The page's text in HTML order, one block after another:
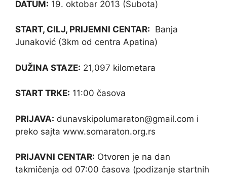
DATUM: 19. oktobar 2013 (Subota)
START, CILJ, PRIJEMNI CENTAR: Banja
Junaković (3km od centra Apatina)
DUŽINA STAZE: 21,097 kilometara
START TRKE: 11:00 časova
PRIJAVA: dunavskipolumaraton@gmail.com i
preko sajta www.somaraton.org.rs
PRIJAVNI CENTAR: Otvoren je na dan
takmičenja od 07:00 časova (podizanje startnih